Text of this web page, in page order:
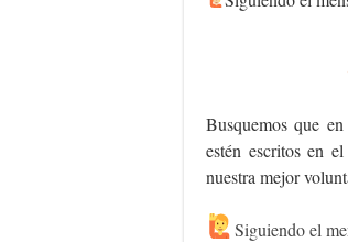
Busquemos que
estén escritos en
nuestra mejor
Siguiendo el